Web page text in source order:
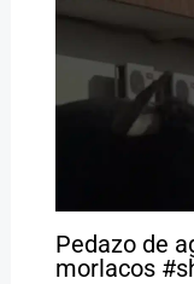
Pedazo de
morlacos